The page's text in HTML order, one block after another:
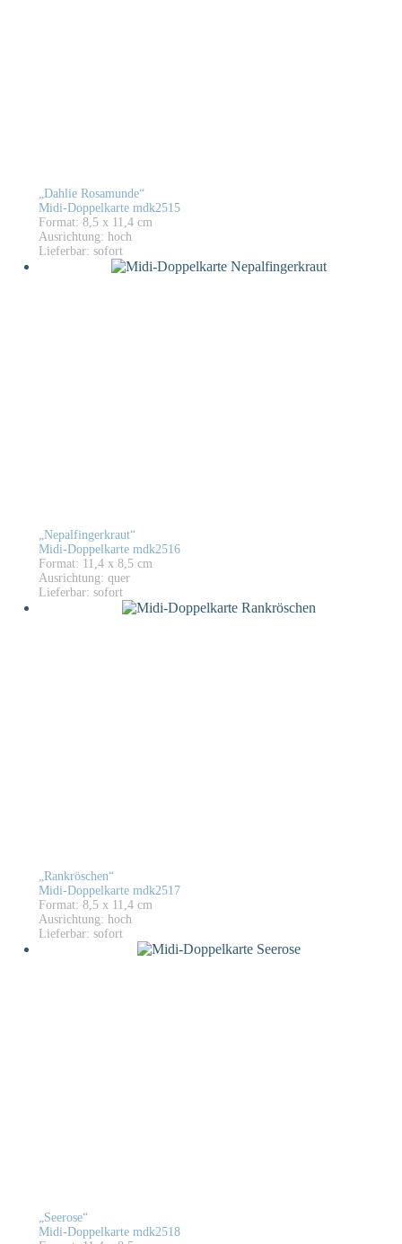
„Dahlie Rosamunde“
Midi-Doppelkarte mdk2515
Format: 8,5 x 11,4 cm
Ausrichtung: hoch
Lieferbar: sofort
„Nepalfingerkraut“
Midi-Doppelkarte mdk2516
Format: 11,4 x 8,5 cm
Ausrichtung: quer
Lieferbar: sofort
„Rankröschen“
Midi-Doppelkarte mdk2517
Format: 8,5 x 11,4 cm
Ausrichtung: hoch
Lieferbar: sofort
„Seerose“
Midi-Doppelkarte mdk2518